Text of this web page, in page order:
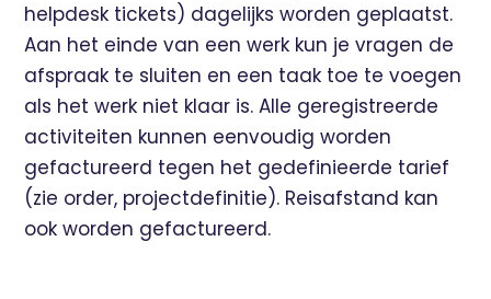
helpdesk tickets) dagelijks worden geplaatst.
Aan het einde van een werk kun je vragen de
afspraak te sluiten en een taak toe te voegen
als het werk niet klaar is. Alle geregistreerde
activiteiten kunnen eenvoudig worden
gefactureerd tegen het gedefinieerde tarief
(zie order, projectdefinitie). Reisafstand kan
ook worden gefactureerd.